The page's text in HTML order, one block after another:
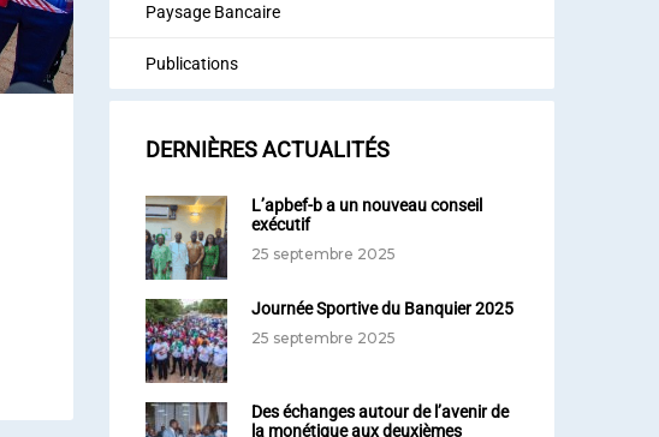
Paysage Bancaire
Publications
DERNIÈRES ACTUALITÉS
L’apbef-b a un nouveau conseil
exécutif
25 septembre 2025
Journée Sportive du Banquier 2025
25 septembre 2025
Des échanges autour de l’avenir de
la monétique aux deuxièmes